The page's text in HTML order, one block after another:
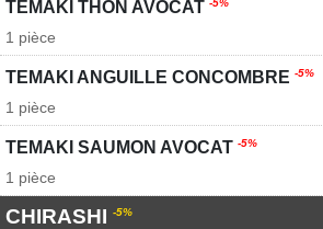
TEMAKI THON AVOCAT -5%
1 pièce
TEMAKI ANGUILLE CONCOMBRE -5%
1 pièce
TEMAKI SAUMON AVOCAT -5%
1 pièce
CHIRASHI -5%